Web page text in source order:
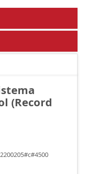
(Record